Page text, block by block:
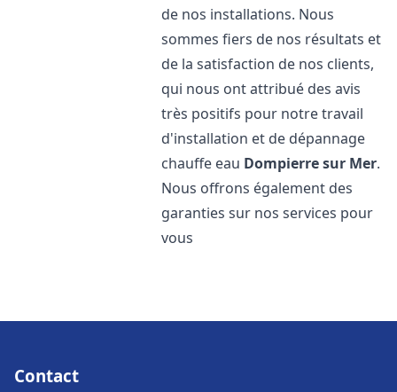
de nos installations. Nous
sommes fiers de nos résultats et
de la satisfaction de nos clients,
qui nous ont attribué des avis
très positifs pour notre travail
d'installation et de dépannage
chauffe eau Dompierre sur Mer.
Nous offrons également des
garanties sur nos services pour
vous
Contact